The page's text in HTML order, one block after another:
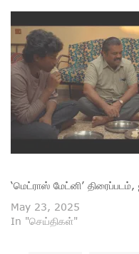
‘மெட்ராஸ் மேட்னி’
May 23, 2025
In "செய்திகள்"